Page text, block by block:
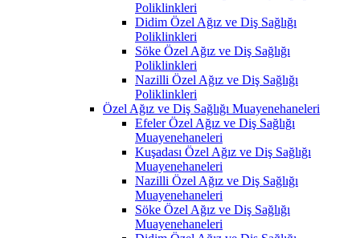
Poliklinkleri
Didim Özel Ağız ve Diş Sağlığı
Poliklinkleri
Söke Özel Ağız ve Diş Sağlığı
Poliklinkleri
Nazilli Özel Ağız ve Diş Sağlığı
Poliklinkleri
Özel Ağız ve Diş Sağlığı Muayenehaneleri
Efeler Özel Ağız ve Diş Sağlığı
Muayenehaneleri
Kuşadası Özel Ağız ve Diş Sağlığı
Muayenehaneleri
Nazilli Özel Ağız ve Diş Sağlığı
Muayenehaneleri
Söke Özel Ağız ve Diş Sağlığı
Muayenehaneleri